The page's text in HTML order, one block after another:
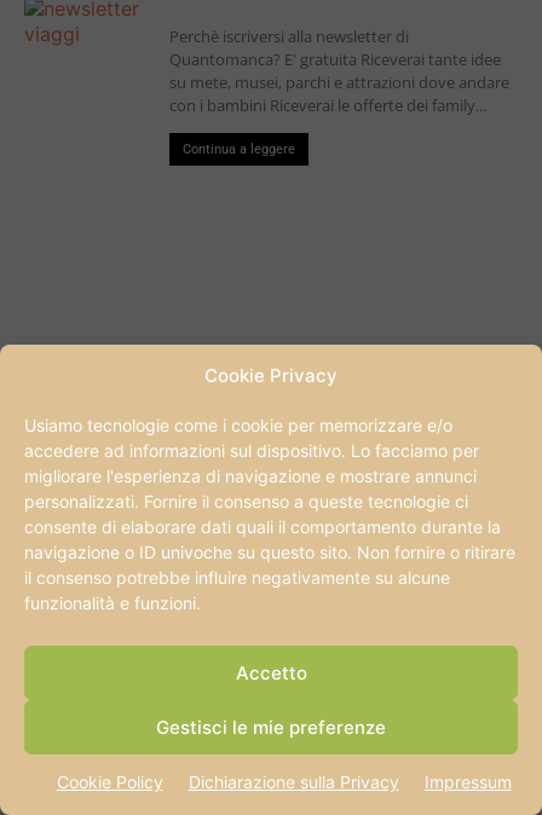
Cookie Privacy
Usiamo tecnologie come i cookie per memorizzare e/o
accedere ad informazioni sul dispositivo. Lo facciamo per
migliorare l'esperienza di navigazione e mostrare annunci
personalizzati. Fornire il consenso a queste tecnologie ci
consente di elaborare dati quali il comportamento durante la
navigazione o ID univoche su questo sito. Non fornire o ritirare
il consenso potrebbe influire negativamente su alcune
funzionalità e funzioni.
Accetto
Gestisci le mie preferenze
Cookie Policy Dichiarazione sulla Privacy Impressum
Perchè iscriversi alla newsletter di
Quantomanca? E' gratuita Riceverai tante idee
su mete, musei, parchi e attrazioni dove andare
con i bambini Riceverai le offerte dei family...
Continua a leggere
CONSIGLIAMO DI LEGGERE
Dormire al museo: dove è possibile farlo in
Italia